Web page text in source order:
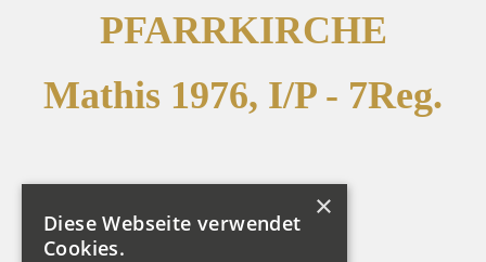
PFARRKIRCHE
Mathis 1976, I/P - 7Reg.
×
Diese Webseite verwendet
Cookies.